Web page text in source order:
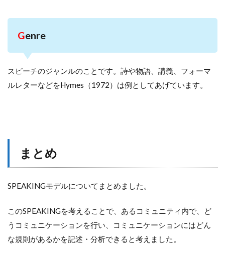
Genre
スピーチのジャンルのことです。詩や物語、講義、フォーマ
ルレターなどをHymes（1972）は例としてあげています。
まとめ
SPEAKINGモデルについてまとめました。
このSPEAKINGを考えることで、あるコミュニティ内で、ど
うコミュニケーションを行い、コミュニケーションにはどん
な規則があるかを記述・分析できると考えました。